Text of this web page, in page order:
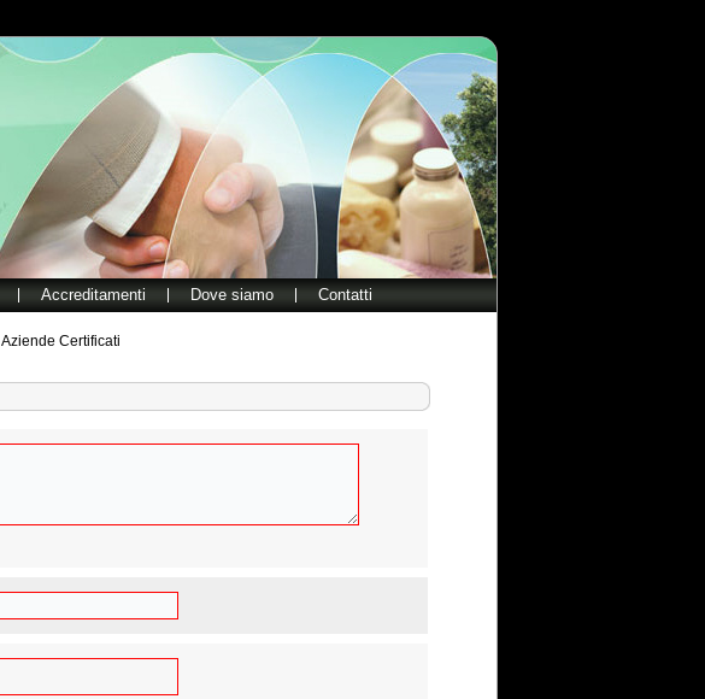
Accreditamenti Dove siamo Contatti
Aziende Certificati